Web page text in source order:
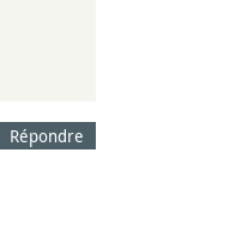
Répondre